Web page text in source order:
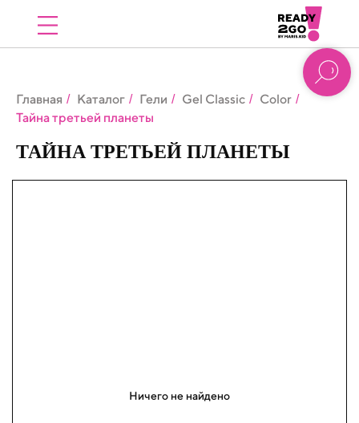
Главная / Каталог / Гели / Gel Classic / Color /
Тайна третьей планеты
ТАЙНА ТРЕТЬЕЙ ПЛАНЕТЫ
Ничего не найдено